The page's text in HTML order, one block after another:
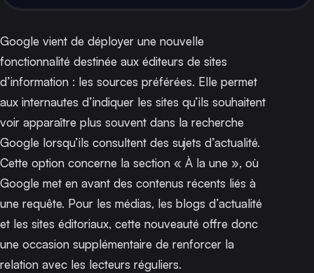
Google vient de déployer une nouvelle
fonctionnalité destinée aux éditeurs de sites
d’information : les sources préférées. Elle permet
aux internautes d’indiquer les sites qu’ils souhaitent
voir apparaître plus souvent dans la recherche
Google lorsqu’ils consultent des sujets d’actualité.
Cette option concerne la section « À la une », où
Google met en avant des contenus récents liés à
une requête. Pour les médias, les blogs d’actualité
et les sites éditoriaux, cette nouveauté offre donc
une occasion supplémentaire de renforcer la
relation avec les lecteurs réguliers.